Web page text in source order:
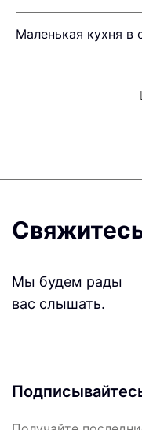
Маленькая кухня в
Мы будем рады
вас слышать.